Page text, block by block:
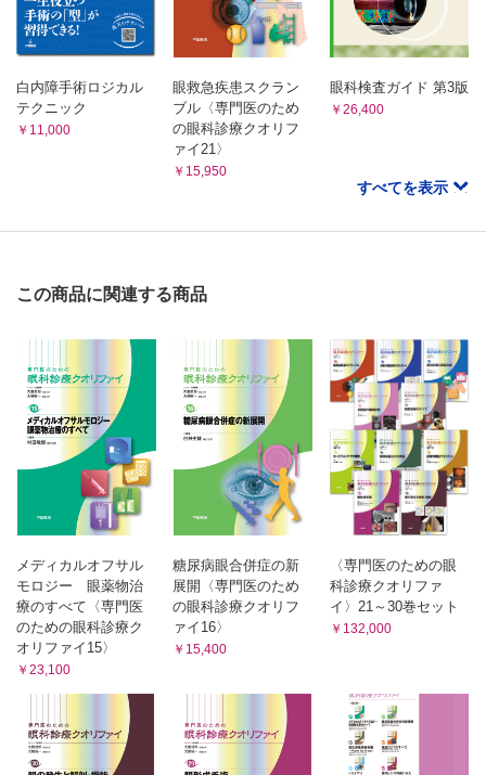
5 角膜混濁診察のための検査
細隙灯顕微鏡写真撮影 （畑﨑泰定）
前眼部OCT （高 静花）
生体共焦点角膜顕微鏡検査 （白石 敦）
CQ Cochet-Bonnet角膜知覚計について教えてください
polymerase chain reaction （神鳥美智子）
SQ 角膜ジストロフィの原因遺伝子はどのようにして解明さ
れてきたのでしょうか? （辻川元一）
6 角膜混濁の治療
ステロイド （高村悦子）
抗菌薬 （星 最智）
抗真菌薬 （子島良平）
アシクロビル （篠崎和美）
CQ インターフェロンα-2bの使いかたについて教えてくださ
い （片上千加子）
SQ 今後，新たに臨床応用される可能性のある抗ウイルス薬
には，どのようなものがあるでしょうか? （檜垣史郎）
SQ 抗VEGF薬の角膜疾患への応用について教えてください
（臼井智彦）
manual keratectomy （中村孝夫）
phototherapeutic keratectomy （宮本 武）
表層角膜移植 （佐竹良之）
全層角膜移植 （島﨑 潤）
SQ 培養口腔粘膜上皮移植について教えてください （稲
白内障手術ロジカル
テクニック
￥11,000
眼救急疾患スクラン
ブル〈専門医のため
の眼科診療クオリフ
ァイ21〉
￥15,950
眼科検査ガイド 第3版
￥26,400
すべてを表示
この商品に関連する商品
メディカルオフサル
モロジー 眼薬物治
療のすべて〈専門医
のための眼科診療ク
オリファイ15〉
￥23,100
糖尿病眼合併症の新
展開〈専門医のため
の眼科診療クオリフ
ァイ16〉
￥15,400
〈専門医のための眼
科診療クオリファ
イ〉21～30巻セット
￥132,000